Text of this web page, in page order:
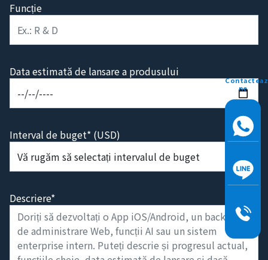
ne
Funcție
Data estimată de lansare a produsului
Interval de buget* (USD)
Descriere*